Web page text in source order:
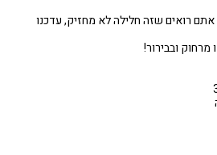
רואים שזה חלילה לא מחזיק, עדכנו